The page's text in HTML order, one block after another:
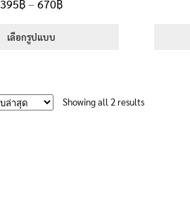
5.00
ตั้งแต่
395฿ – 670฿Price
เลือกรูปแบบ
multipleShowing all 2 resultsSorted